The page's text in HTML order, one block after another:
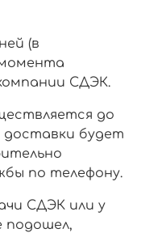
(в
СДЭК.
до
доставки будет
по телефону.
СДЭК или у
подошел,